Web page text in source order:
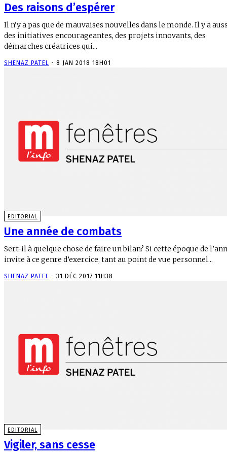
Des raisons d’espérer
Il n’y a pas que de mauvaises nouvelles dans le monde. Il y a aussi
des initiatives encourageantes, des projets innovants, des
démarches créatrices qui...
SHENAZ PATEL - 8 JAN 2018 18H01
EDITORIAL
Une année de combats
Sert-il à quelque chose de faire un bilan? Si cette époque de
invite à ce genre d’exercice, tant au point de vue personnel...
SHENAZ PATEL - 31 DÉC 2017 11H38
EDITORIAL
Vigiler, sans cesse